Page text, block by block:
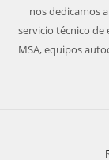
nos dedicamos
servicio técnico
MSA, equipos